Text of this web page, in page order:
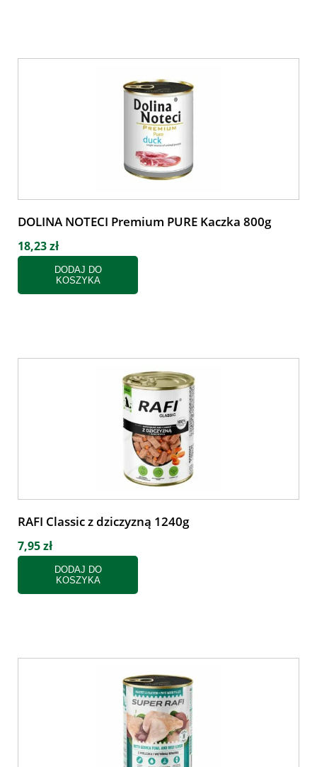
DOLINA NOTECI Premium PURE Kaczka 800g
18,23 zł
DODAJ DO
KOSZYKA
RAFI Classic z dziczyzną 1240g
7,95 zł
DODAJ DO
KOSZYKA